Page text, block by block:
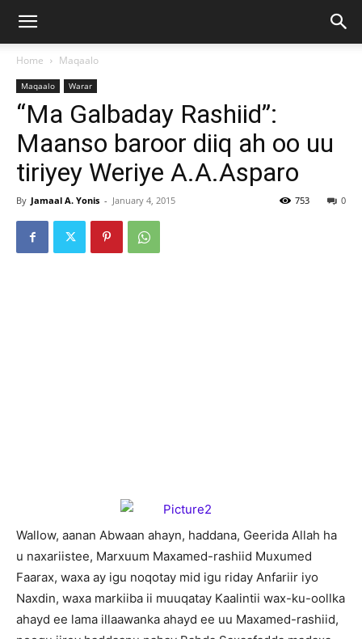
Home Maqaalo
Maqaalo Warar
“Ma Galbaday Rashiid”:
Maanso baroor diiq ah oo uu
tiriyey Weriye A.A.Asparo
By Jamaal A. Yonis - January 4, 2015 0
753
Wallow, aanan Abwaan ahayn, haddana, Geerida Allah ha
u naxariistee, Marxuum Maxamed-rashiid Muxumed
Faarax, waxa ay igu noqotay mid igu riday Anfariir iyo
Naxdin, waxa markiiba ii muuqatay Kaalintii wax-ku-oollka
ahayd ee lama illaawanka ahayd ee uu Maxamed-rashiid,